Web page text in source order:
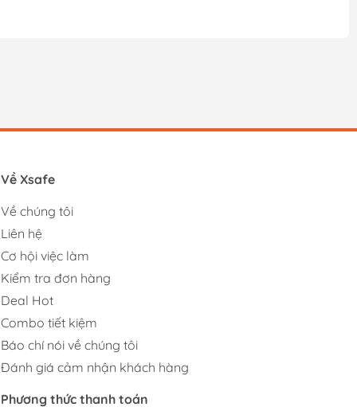
Về Xsafe
Về chúng tôi
Liên hệ
Cơ hội việc làm
Kiểm tra đơn hàng
Deal Hot
Combo tiết kiệm
Báo chí nói về chúng tôi
Đánh giá cảm nhận khách hàng
Phương thức thanh toán